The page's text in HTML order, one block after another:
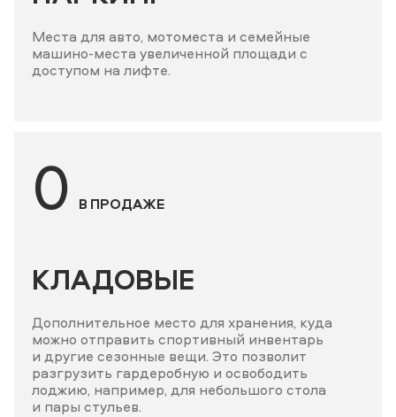
Места для авто, мотоместа и семейные
машино-места увеличенной площади с
доступом на лифте.
КЛАДОВЫЕ
Дополнительное место для хранения, куда
можно отправить спортивный инвентарь
и другие сезонные вещи. Это позволит
разгрузить гардеробную и освободить
лоджию, например, для небольшого стола
и пары стульев.
0 В ПРОДАЖЕ